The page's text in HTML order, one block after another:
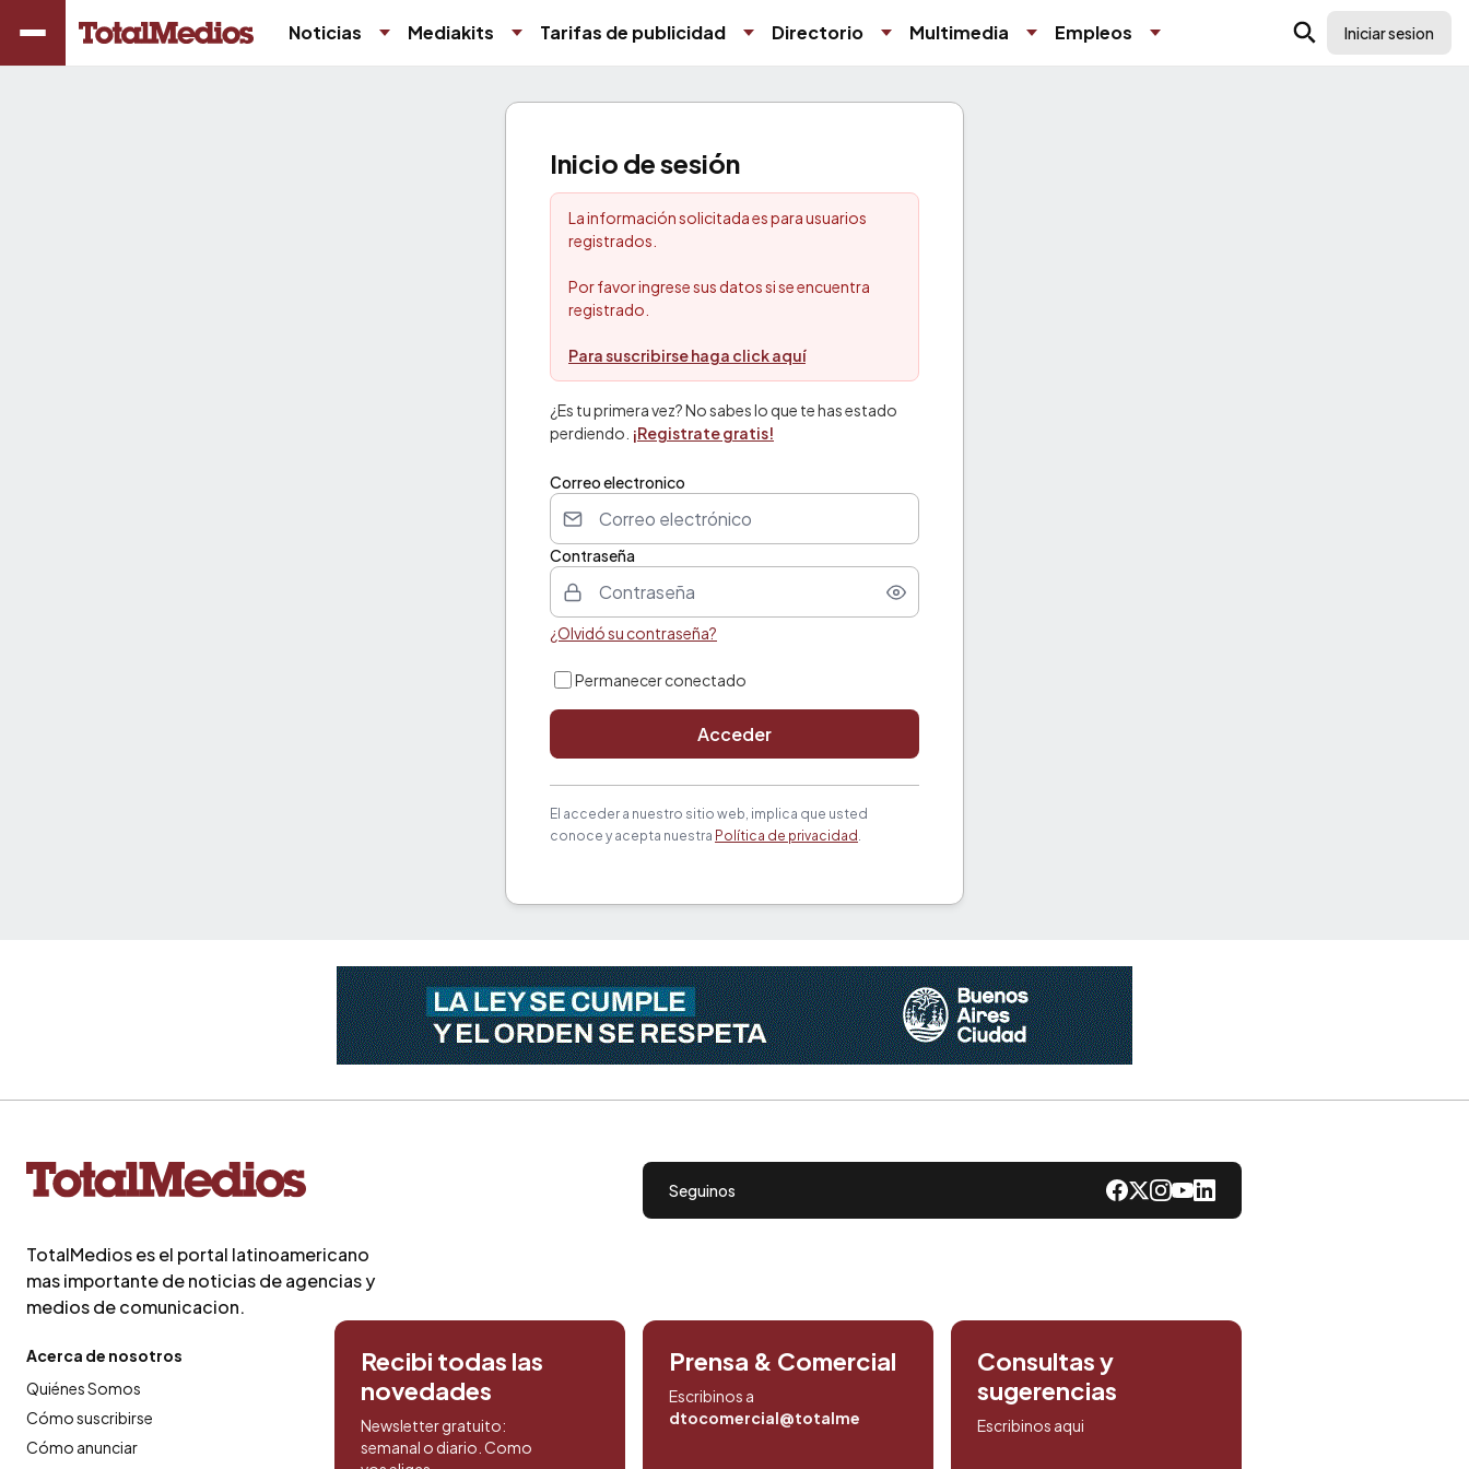
Noticias Mediakits Tarifas de publicidad Directorio Multimedia Empleos Iniciar sesion
Inicio de sesión
La información solicitada es para usuarios
registrados.
Por favor ingrese sus datos si se encuentra
registrado.
Para suscribirse haga click aquí
¿Es tu primera vez? No sabes lo que te has estado
perdiendo. ¡Registrate gratis!
Correo electronico
Contraseña
¿Olvidó su contraseña?
Permanecer conectado
Acceder
El acceder a nuestro sitio web, implica que usted
conoce y acepta nuestra Política de privacidad .
TotalMedios es el portal latinoamericano
mas importante de noticias de agencias y
medios de comunicacion.
Seguinos
Acerca de nosotros
Quiénes Somos
Cómo suscribirse
Cómo anunciar
Recibi todas las
novedades
Newsletter gratuito:
semanal o diario. Como
Prensa & Comercial
Escribinos a
dtocomercial@totalmedios.com
Consultas y
sugerencias
Escribinos aqui